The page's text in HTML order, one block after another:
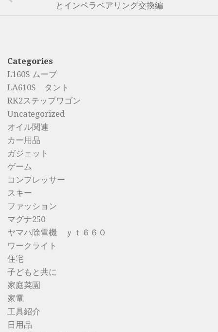
とインペラベアリング交換編
Categories
L160S ムーブ
LA610S タント
RK2ステップワゴン
Uncategorized
オイル関連
カー用品
ガジェット
ゲーム
コンプレッサー
スキー
ファッション
マグナ250
ヤマハ除雪機 ｙｔ６６０
ワークライト
住宅
子どもと共に
家庭菜園
家電
工具紹介
日用品